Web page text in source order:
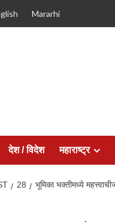
Mararhi
देश / विदेश महाराष्ट्र
28 भूमिका भक्तीमध्ये